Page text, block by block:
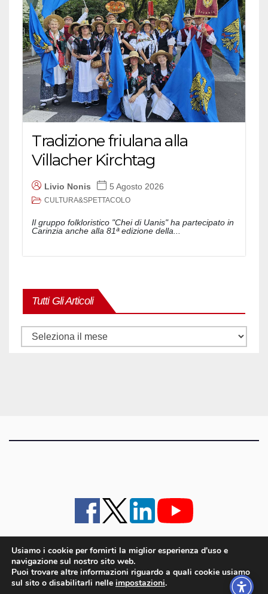
Tradizione friulana alla
Villacher Kirchtag
Livio Nonis 5 Agosto 2026
CULTURA&SPETTACOLO
Il gruppo folkloristico "Chei di Uanis" ha partecipato in
Carinzia anche alla 81ª edizione della...
Tutti Gli Articoli
Tutti
iMagazine · contatti e staff · lavora con noi
Cookie policy UE
iMagazine è un marchio di proprietà di Goliardica Editrice redazione in via Aquileia 64a,
Usiamo i cookie per fornirti la miglior esperienza d'uso e
navigazione sul nostro sito web.
Puoi trovare altre informazioni riguardo a quali cookie usiamo
sul sito o disabilitarli nelle impostazioni.